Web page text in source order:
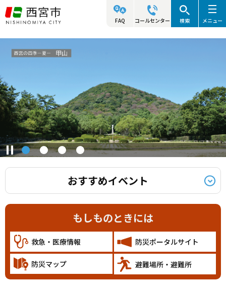
こ
の
ペ
の
先
頭
で
す
FAQ コールセンター 検索 メニュー
本
こ
か
ら
おすすめイベント
もしものときには
救急・医療情報 防災ポータルサイト
防災マップ 避難場所・避難所